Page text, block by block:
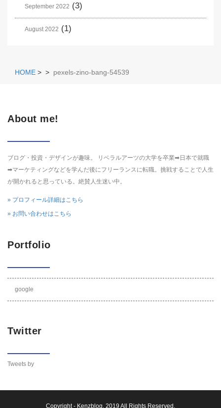
September 2022 (3)
August 2022 (1)
HOME > > pexels-zino-bang-54539
About me!
ブログ・投資・デザインが趣味。 リベラルアーツの大学を卒業➡日本で就職
➡マーケティングなどを学んだ後にフリーランスに転職。挑戦することで人生
が開かれると思っている。絶賛人生迷い中。
» プロフィール詳細はこちら
» お問い合わせはこちら
Portfolio
google
Twitter
Tweets by
Copyright - Kenzblog , 2019 All Rights Reserved.